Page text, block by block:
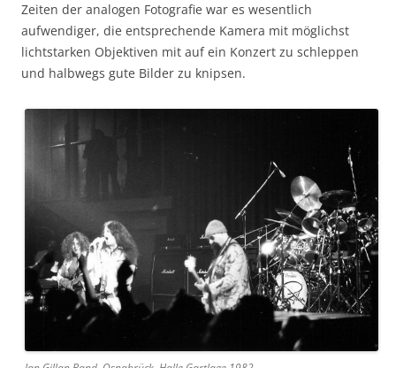
Zeiten der analogen Fotografie war es wesentlich
aufwendiger, die entsprechende Kamera mit möglichst
lichtstarken Objektiven mit auf ein Konzert zu schleppen
und halbwegs gute Bilder zu knipsen.